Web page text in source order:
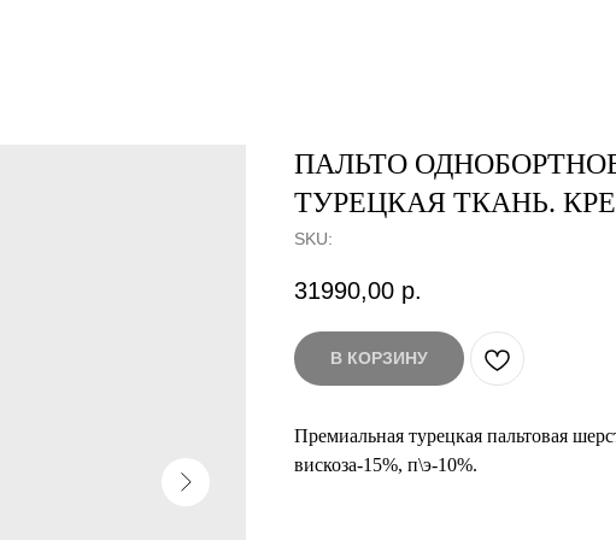
ПАЛЬТО
ТУРЕЦКАЯ ТКАНЬ.
SKU:
31990,00 р.
В КОРЗИНУ
Премиальная турецкая пальтовая
вискоза-15%, п\э-10%.